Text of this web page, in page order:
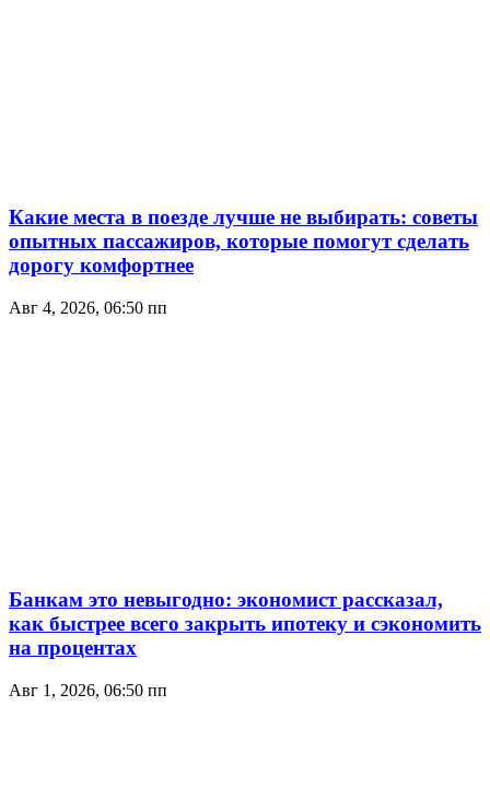
Какие места в поезде лучше не выбирать: советы
опытных пассажиров, которые помогут сделать
дорогу комфортнее
Авг 4, 2026, 06:50 пп
Банкам это невыгодно: экономист рассказал,
как быстрее всего закрыть ипотеку и сэкономить
на процентах
Авг 1, 2026, 06:50 пп